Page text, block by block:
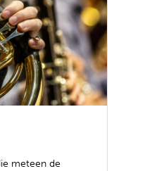
meteen de